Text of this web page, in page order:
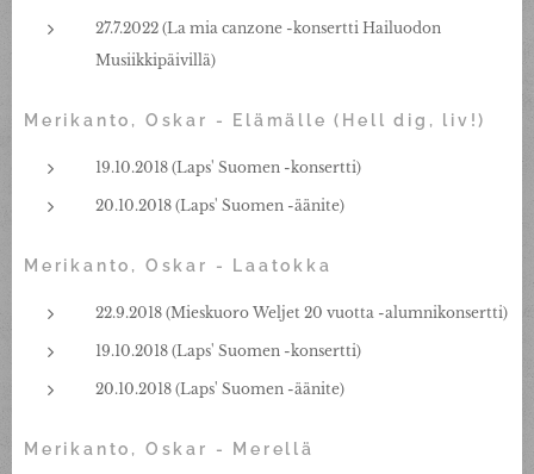
27.7.2022 (La mia canzone -konsertti Hailuodon
Musiikkipäivillä)
Merikanto, Oskar - Elämälle (Hell dig, liv!)
19.10.2018 (Laps' Suomen -konsertti)
20.10.2018 (Laps' Suomen -äänite)
Merikanto, Oskar - Laatokka
22.9.2018 (Mieskuoro Weljet 20 vuotta -alumnikonsertti)
19.10.2018 (Laps' Suomen -konsertti)
20.10.2018 (Laps' Suomen -äänite)
Merikanto, Oskar - Merellä